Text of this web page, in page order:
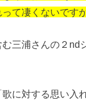
て凄くないです
三浦さんの２nd
に対する思い入